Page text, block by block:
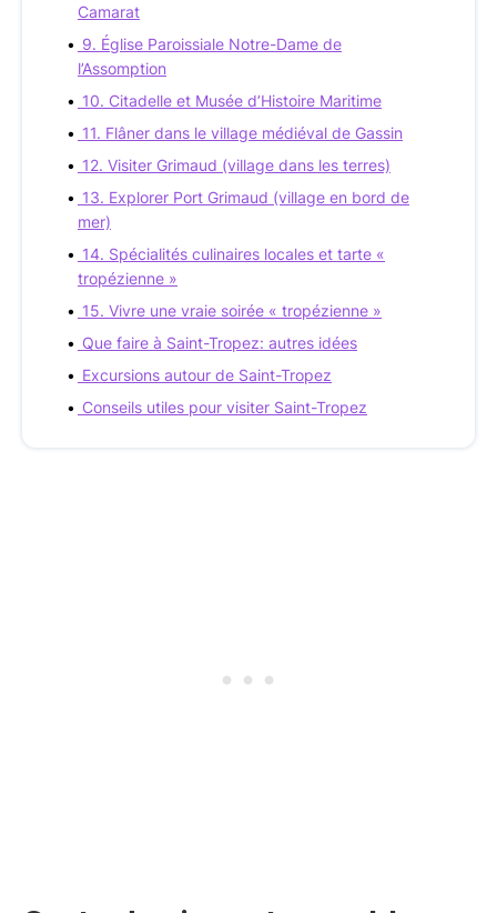
Camarat
9. Église Paroissiale Notre-Dame de
l’Assomption
10. Citadelle et Musée d’Histoire Maritime
11. Flâner dans le village médiéval de Gassin
12. Visiter Grimaud (village dans les terres)
13. Explorer Port Grimaud (village en bord de
mer)
14. Spécialités culinaires locales et tarte «
tropézienne »
15. Vivre une vraie soirée « tropézienne »
Que faire à Saint-Tropez: autres idées
Excursions autour de Saint-Tropez
Conseils utiles pour visiter Saint-Tropez